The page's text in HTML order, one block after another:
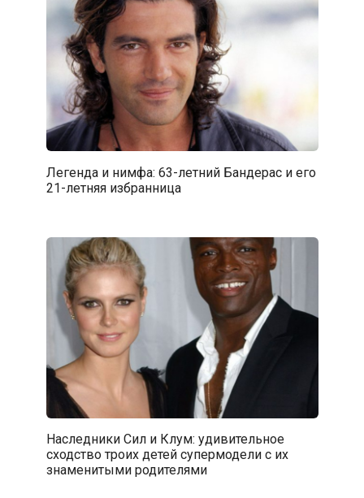
Легенда и нимфа: 63-летний Бандерас и его
21-летняя избранница
Наследники Сил и Клум: удивительное
сходство троих детей супермодели с их
знаменитыми родителями